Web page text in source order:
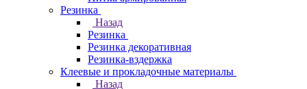
Резинка
Назад
Резинка
Резинка декоративная
Резинка-вздержка
Клеевые и прокладочные материалы
Назад